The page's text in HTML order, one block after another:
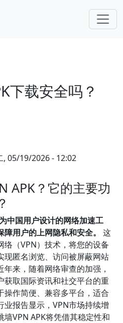
下载安全吗？
, 05/19/2026 - 12:02
APK？它的主要功
中国用户设计的网络加速工
用户的上网隐私和安全。
这
（VPN）技术，将您的设备
现匿名浏览、访问被屏蔽网站
来，随着网络审查的加强，
获取国际资讯和社交平台的重
操作简便、兼容多平台，适合
报告显示，VPN市场持续增
VPN APK将凭借其稳定性和